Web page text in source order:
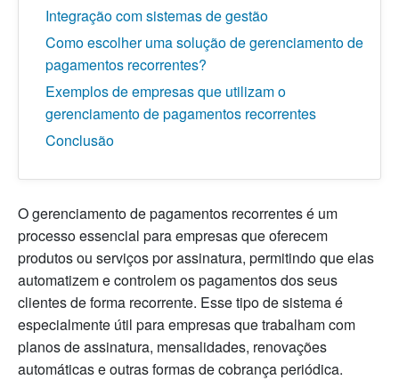
Integração com sistemas de gestão
Como escolher uma solução de gerenciamento de
pagamentos recorrentes?
Exemplos de empresas que utilizam o
gerenciamento de pagamentos recorrentes
Conclusão
O gerenciamento de pagamentos recorrentes é um
processo essencial para empresas que oferecem
produtos ou serviços por assinatura, permitindo que elas
automatizem e controlem os pagamentos dos seus
clientes de forma recorrente. Esse tipo de sistema é
especialmente útil para empresas que trabalham com
planos de assinatura, mensalidades, renovações
automáticas e outras formas de cobrança periódica.